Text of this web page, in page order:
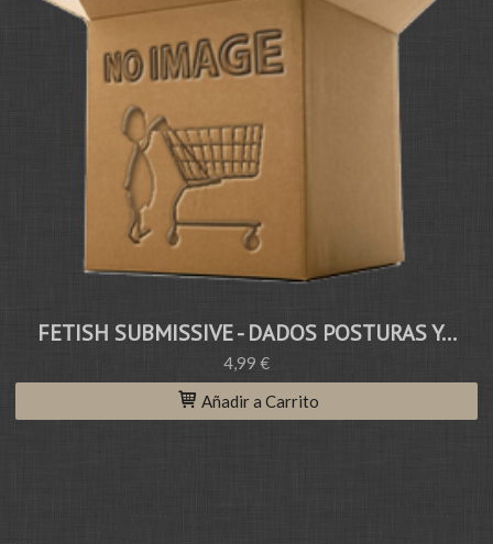
FETISH SUBMISSIVE - DADOS POSTURAS Y...
4,99 €
Añadir a Carrito